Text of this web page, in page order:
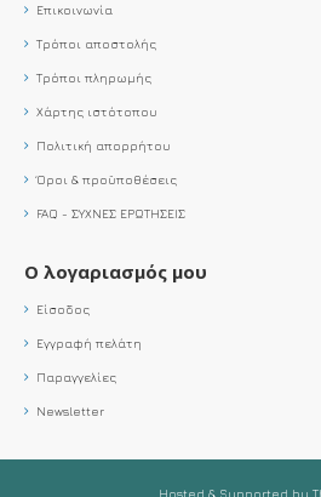
Επικοινωνία
Τρόποι αποστολής
Τρόποι πληρωμής
Χάρτης ιστότοπου
Πολιτική απορρήτου
Όροι & προϋποθέσεις
FAQ - ΣΥΧΝΕΣ ΕΡΩΤΗΣΕΙΣ
Ο λογαριασμός μου
Είσοδος
Εγγραφή πελάτη
Παραγγελίες
Newsletter
Hosted & Supported by